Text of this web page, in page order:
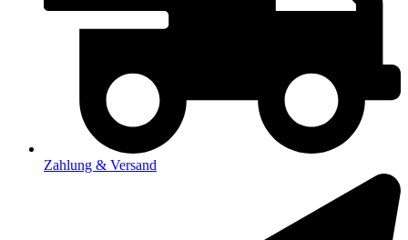
Zahlung & Versand